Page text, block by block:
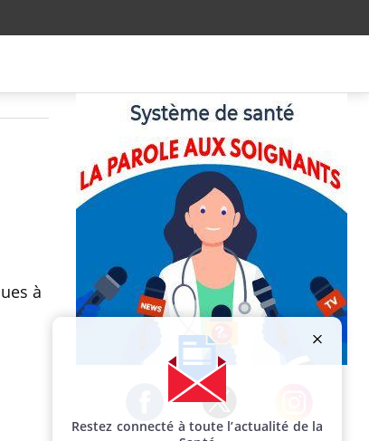
à
Facebook Twitter Instagram
Restez connecté à toute l’actualité de la